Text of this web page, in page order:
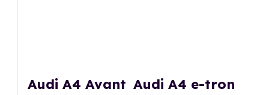
Audi A4 Avant Audi A4 e-tron